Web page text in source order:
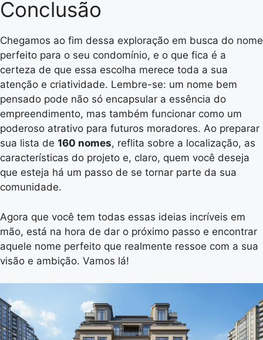
Conclusão
Chegamos ao fim dessa exploração em busca do nome
perfeito para o seu condomínio, e o que fica é a
certeza de que essa escolha merece toda a sua
atenção e criatividade. Lembre-se: um nome bem
pensado pode não só encapsular a essência do
empreendimento, mas também funcionar como um
poderoso atrativo para futuros moradores. Ao preparar
sua lista de 160 nomes, reflita sobre a localização, as
características do projeto e, claro, quem você deseja
que esteja há um passo de se tornar parte da sua
comunidade.
Agora que você tem todas essas ideias incríveis em
mão, está na hora de dar o próximo passo e encontrar
aquele nome perfeito que realmente ressoe com a sua
visão e ambição. Vamos lá!